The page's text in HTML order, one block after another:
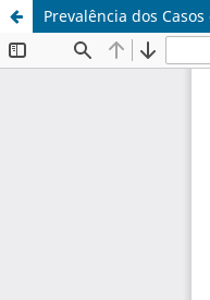
Prevalência dos